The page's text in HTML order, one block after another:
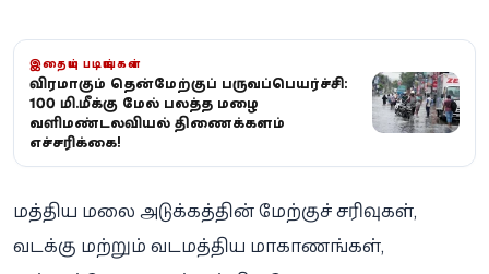
இதையும் படியுங்கள்
தீவிரமாகும் தென்மேற்குப் பருவப்பெயர்ச்சி:
100 மி.மீக்கு மேல் பலத்த மழை -
வளிமண்டலவியல் திணைக்களம்
எச்சரிக்கை!
மத்திய மலை அடுக்கத்தின் மேற்குச் சரிவுகள்,
வடக்கு மற்றும் வடமத்திய மாகாணங்கள்,